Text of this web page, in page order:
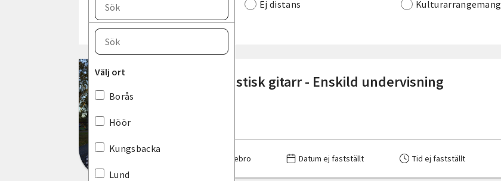
Välj län
Välj ort
Välj ort
Borås
Höör
Kungsbacka
Lund
Ej distans
Kulturarrangemang
Akustisk gitarr - Enskild undervisning
Örebro Datum ej fastställt Tid ej fastställt